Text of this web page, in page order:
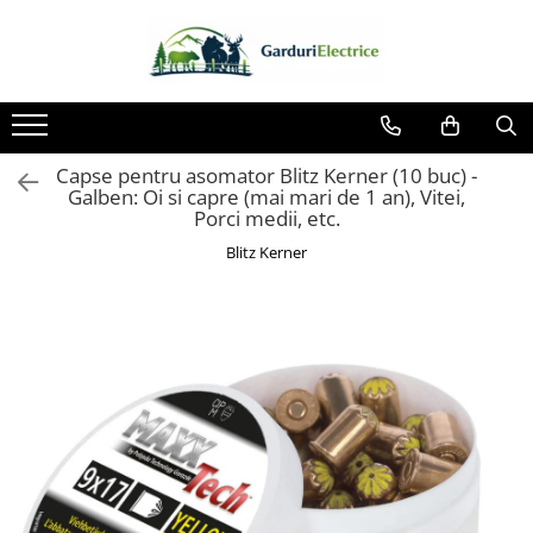
Toate Produsele
Impulsor - Generator Impulsuri -
Pulsator Gard Electric
NEXON BEASTSHOCK
Izolatori – Utilizare generală
Izolatori Plat
Izolatori cu filet metric
Izolatori pentru colț
Capse pentru asomator Blitz Kerner (10 buc) -
Galben: Oi si capre (mai mari de 1 an), Vitei,
Porci medii, etc.
Blitz Kerner